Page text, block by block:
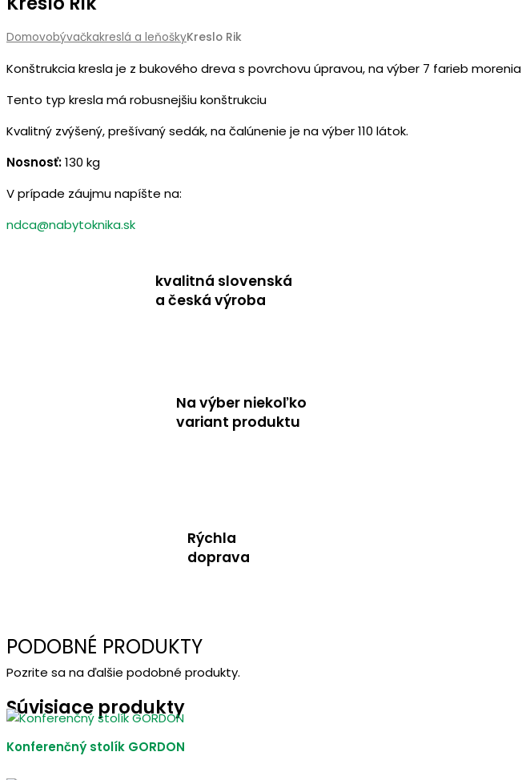
Domovobývačkakreslá a leňoškyKreslo Rik
Konštrukcia kresla je z bukového dreva s povrchovu úpravou, na výber 7 farieb morenia
Tento typ kresla má robusnejšiu konštrukciu
Kvalitný zvýšený, prešívaný sedák, na čalúnenie je na výber 110 látok.
Nosnosť:130 kg
V prípade záujmu napíšte na:
ndca@nabytoknika.sk
kvalitná slovenská
a česká výroba
Na výber niekoľko
variant produktu
Rýchla
doprava
PODOBNÉ PRODUKTY
Pozrite sa na ďalšie podobné produkty.
Súvisiace produkty
Konferenčný stolík GORDON